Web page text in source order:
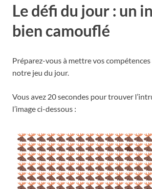
Le défi du jour : un
bien camouflé
Préparez-vous à mettre vos compétences
notre jeu du jour.
Vous avez 20 secondes pour trouver
l’image ci-dessous :